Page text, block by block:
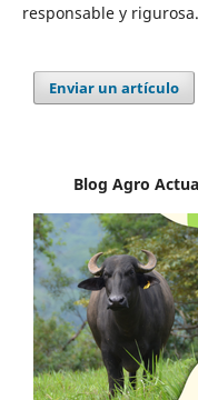
responsable y rigurosa.
Enviar un artículo
Blog Agro